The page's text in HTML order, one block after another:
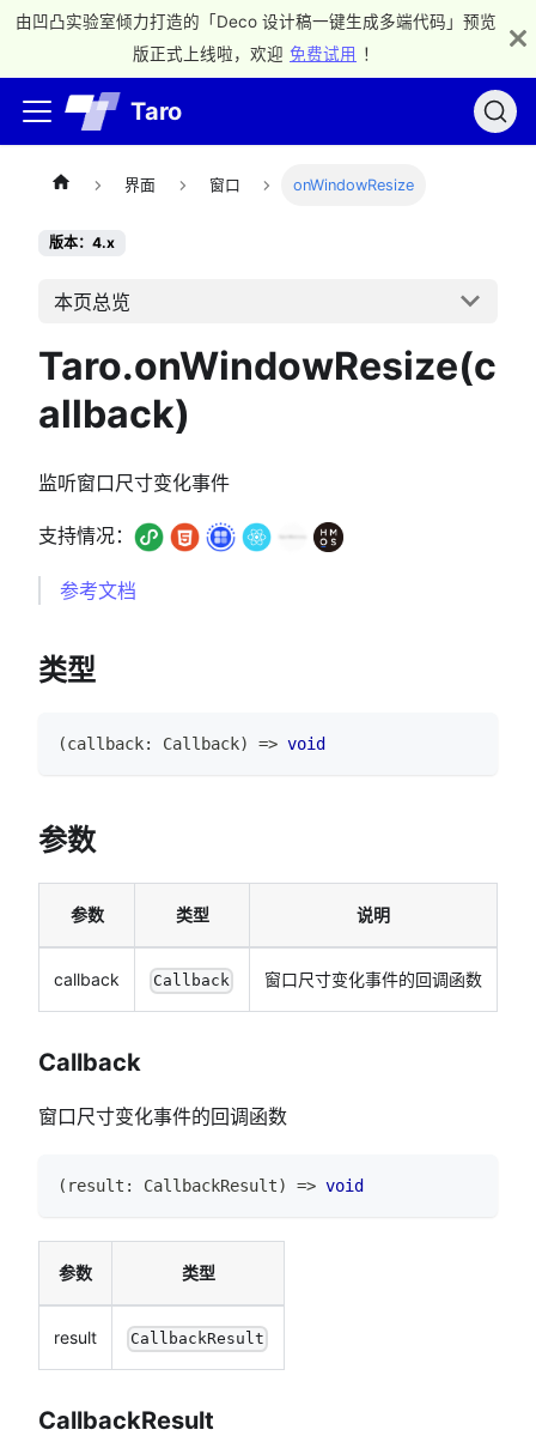
由凹凸实验室倾力打造的「Deco 设计稿一键生成多端代码」预览
版正式上线啦，欢迎 免费试用 ！
Taro
界面 窗口 onWindowResize
版本：4.x
本页总览
Taro.onWindowResize(c
allback)
监听窗口尺寸变化事件
支持情况：
参考文档
类型
(callback: Callback) => void
参数
参数 类型 说明
callback Callback 窗口尺寸变化事件的回调函数
Callback
窗口尺寸变化事件的回调函数
( result : CallbackResult) => void
参数 类型
result CallbackResult
CallbackResult